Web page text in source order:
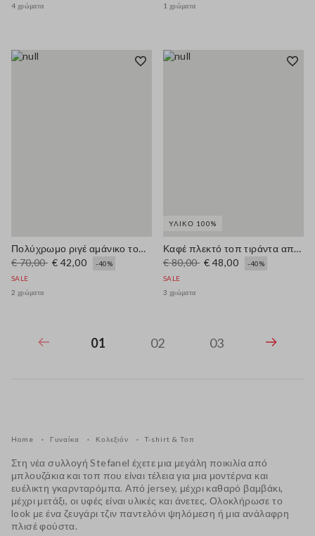
4 χρώματα
1 χρώματα
Πολύχρωμο ριγέ αμάνικο τοπ regular fit από μείγμα λινού και βαμβακιού
€ 70,00 € 42,00
-40%
SALE
2 χρώματα
ΥΛΙΚΌ 100%
Καφέ πλεκτό τοπ τιράντα από 100% βαμβάκι με λεπτομέρειες σε αντίθεση
€ 80,00 € 48,00
-40%
SALE
3 χρώματα
01 02 03
Home Γυναίκα Κολεξιόν T-shirt & Τοπ
Στη νέα συλλογή Stefanel έχετε μια μεγάλη ποικιλία από
μπλουζάκια και τοπ που είναι τέλεια για μια μοντέρνα και
ευέλικτη γκαρνταρόμπα. Από jersey, μέχρι καθαρό βαμβάκι,
μέχρι μετάξι, οι υφές είναι υλικές και άνετες. Ολοκλήρωσε το
look με ένα ζευγάρι τζιν παντελόνι ψηλόμεση ή μια ανάλαφρη
πλισέ φούστα.